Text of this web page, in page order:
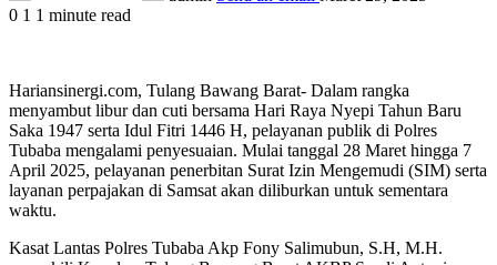
0 1 1 minute read
Hariansinergi.com, Tulang Bawang Barat- Dalam rangka
menyambut libur dan cuti bersama Hari Raya Nyepi Tahun Baru
Saka 1947 serta Idul Fitri 1446 H, pelayanan publik di Polres
Tubaba mengalami penyesuaian. Mulai tanggal 28 Maret hingga 7
April 2025, pelayanan penerbitan Surat Izin Mengemudi (SIM) serta
layanan perpajakan di Samsat akan diliburkan untuk sementara
waktu.
Kasat Lantas Polres Tubaba Akp Fony Salimubun, S.H, M.H.